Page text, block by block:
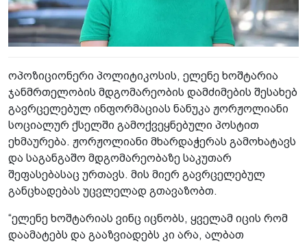
ოპოზიციონერი პოლიტიკოსის, ელენე ხოშტარია
ჯანმრთელობის მდგომარეობის დამძიმების შესახებ
გავრცელებულ ინფორმაციას ნანუკა ჟორჟოლიანი
სოციალურ ქსელში გამოქვეყნებული პოსტით
ეხმაურება. ჟორჟოლიანი მხარდაჭერას გამოხატავს
და საგანგაშო მდგომარეობაზე საკუთარ
შეფასებასაც ურთავს. მის მიერ გავრცელებულ
განცხადებას უცვლელად გთავაზობთ.
“ელენე ხოშტარიას ვინც იცნობს, ყველამ იცის რომ
დაამატებს და გააზვიადებს კი არა, ალბათ